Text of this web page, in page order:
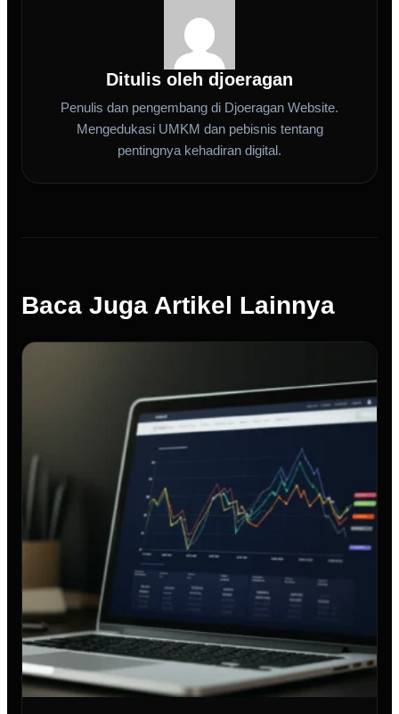
Ditulis oleh djoeragan
Penulis dan pengembang di Djoeragan Website.
Mengedukasi UMKM dan pebisnis tentang
pentingnya kehadiran digital.
Baca Juga Artikel Lainnya